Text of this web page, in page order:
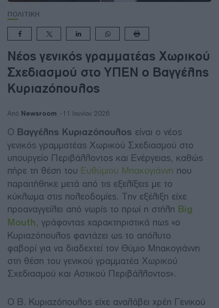
ΠΟΛΙΤΙΚΗ
Νέος γενικός γραμματέας Χωρικού
Σχεδιασμού στο ΥΠΕΝ ο Βαγγέλης
Κυριαζόπουλος
Από Newsroom 11 Ιουνίου 2026
Ο Βαγγέλης Κυριαζόπουλος είναι ο νέος
γενικός γραμματέας Χωρικού Σχεδιασμού στο
υπουργείο Περιβάλλοντος και Ενέργειας, καθώς
πήρε τη θέση του Ευθύμιου Μπακογιάννη που
παραιτήθηκε μετά από τις εξελίξεις με το
κύκλωμα στις πολεοδομίες. Την εξέλιξη είχε
προαναγγείλει από νωρίς το πρωί η στήλη Big
Mouth, γράφοντας χαρακτηριστικά πως «ο
Κυριαζόπουλος φαντάζει ως το απόλυτο
φαβορί για να διαδεχτεί τον Θύμιο Μπακογιάννη
στη θέση του γενικού γραμματέα Χωρικού
Σχεδιασμού και Αστικού Περιβάλλοντος».
Ο Β. Κυριαζόπουλος είχε αναλάβει χρέη Γενικού